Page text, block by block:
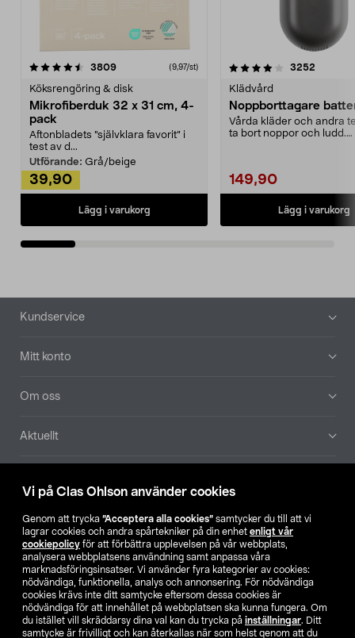
Vi på Clas Ohlson använder cookies
Genom att trycka ”Acceptera alla cookies” samtycker du till att vi
lagrar cookies och andra spårtekniker på din enhet enligt vår
cookiepolicy för att förbättra upplevelsen på vår webbplats,
analysera webbplatsens användning samt anpassa våra
marknadsföringsinsatser. Vi använder fyra kategorier av cookies:
nödvändiga, funktionella, analys och annonsering. För nödvändiga
cookies krävs inte ditt samtycke eftersom dessa cookies är
nödvändiga för att innehållet på webbplatsen ska kunna fungera. Om
du istället vill skräddarsy dina val kan du trycka på inställningar. Ditt
samtycke är frivilligt och kan återkallas när som helst genom att du
3809recensioner (9,97/st)
Köksrengöring & disk
Mikrofiberduk 32 x 31 cm, 4-
pack
Aftonbladets "självklara favorit” i
test av d...
Utförande: Grå/beige
39,90
Lägg i varukorg
4.0av 5 stjärnor 3252
Klädvård
Noppborttagare
Vårda kläder och andra
ta bort noppor och ludd.
149,90
Lägg i varukorg
4.5av 5 stjärnor
Sidfot
Kundservice
Mitt konto
Om oss
Aktuellt
Hitta butik
SE NO FI